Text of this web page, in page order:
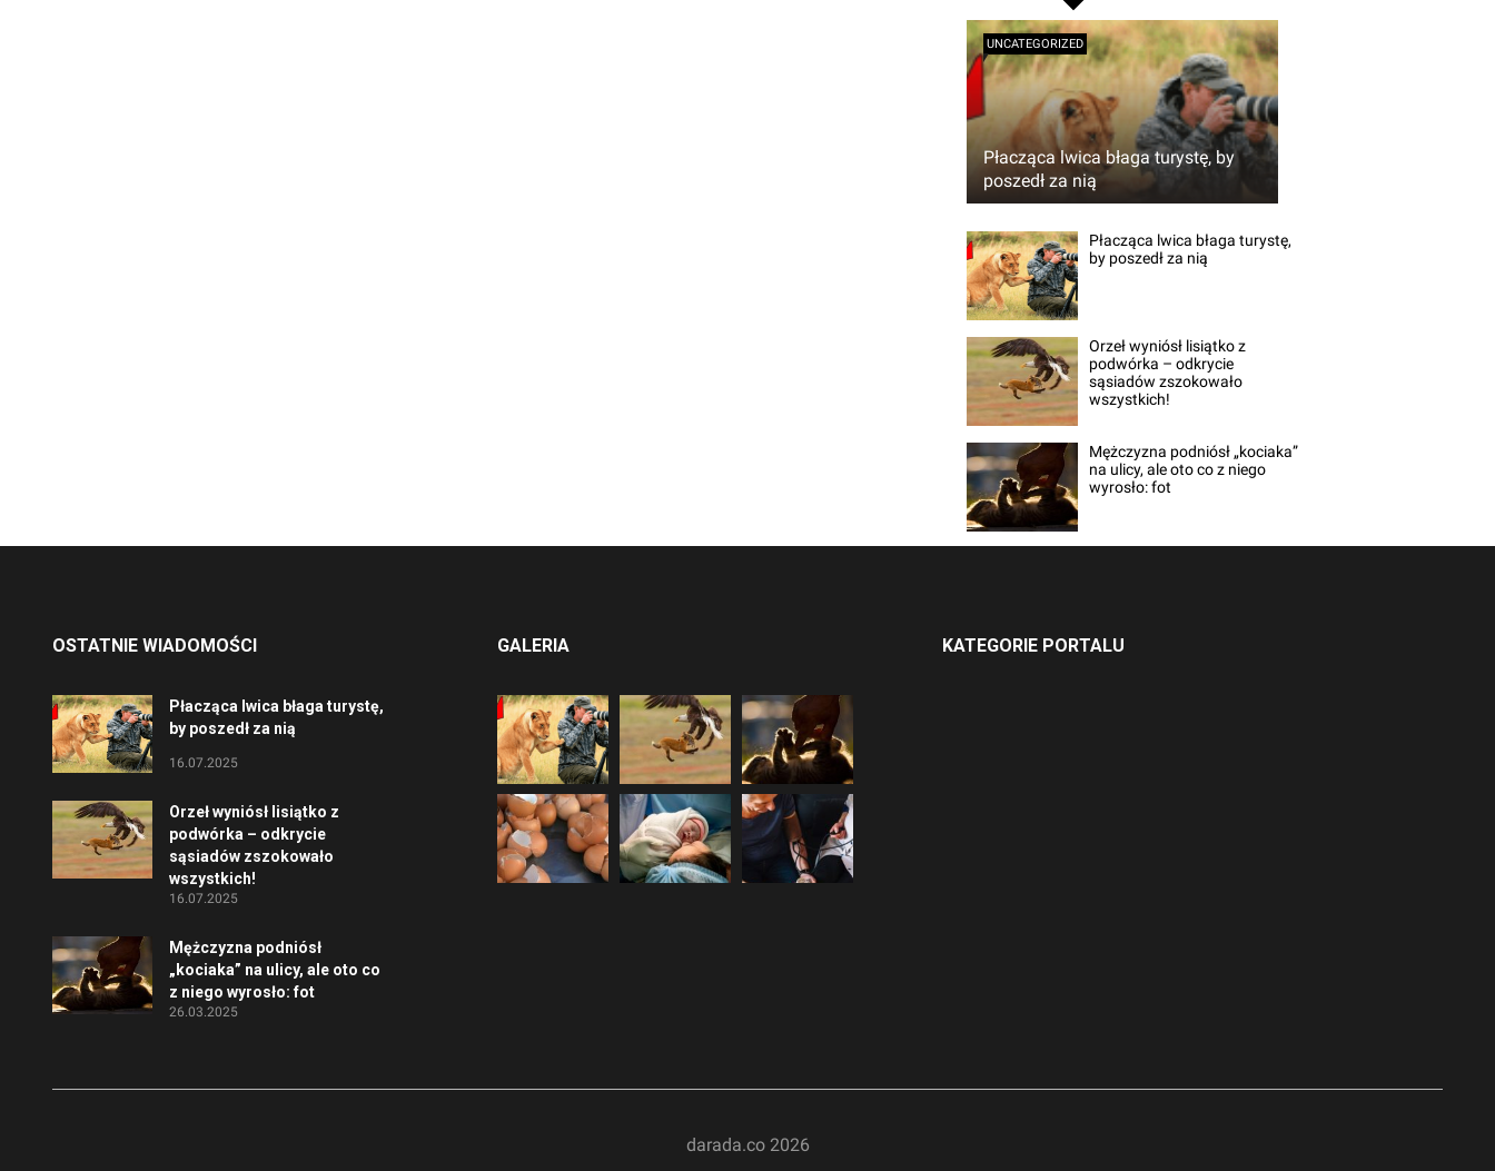
Płacząca lwica błaga turystę, by
poszedł za nią
UNCATEGORIZED
Płacząca lwica błaga turystę,
by poszedł za nią
Orzeł wyniósł lisiątko z
podwórka – odkrycie
sąsiadów zszokowało
wszystkich!
Mężczyzna podniósł „kociaka”
na ulicy, ale oto co z niego
wyrosło: fot
OSTATNIE WIADOMOŚCI
Płacząca lwica błaga turystę,
by poszedł za nią
16.07.2025
Orzeł wyniósł lisiątko z
podwórka – odkrycie
sąsiadów zszokowało
wszystkich!
16.07.2025
Mężczyzna podniósł
„kociaka” na ulicy, ale oto co
z niego wyrosło: fot
26.03.2025
GALERIA KATEGORIE PORTALU
darada.co 2026